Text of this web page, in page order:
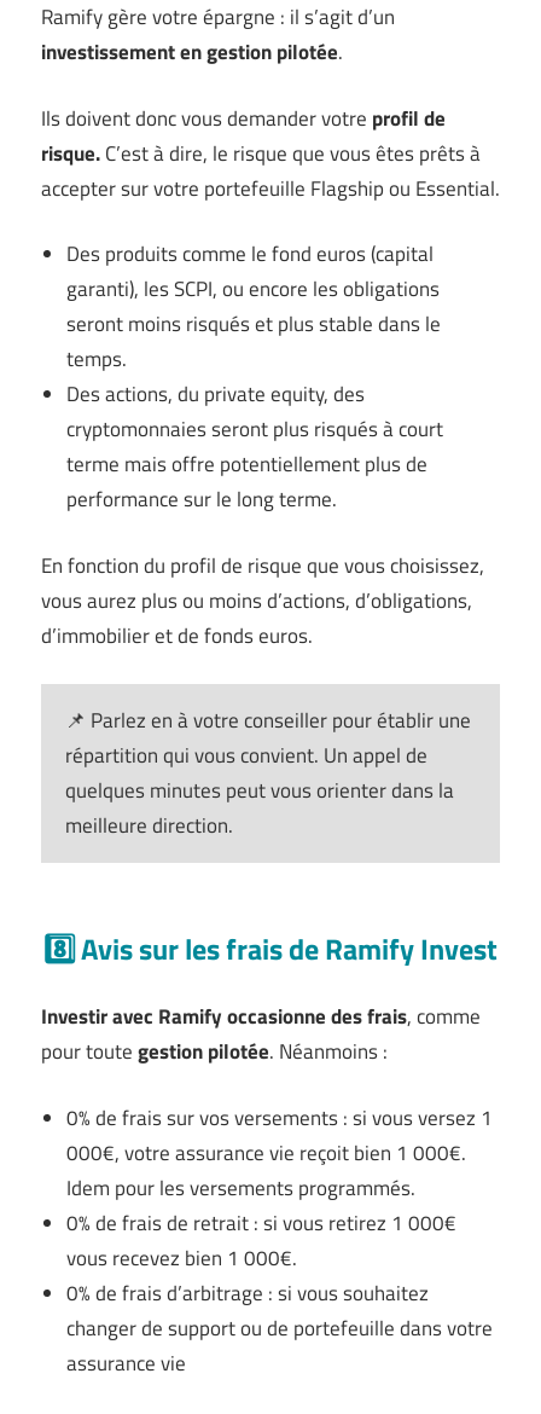
Ramify gère votre épargne : il s’agit d’un
investissement en gestion pilotée.
Ils doivent donc vous demander votre profil de
risque.C’est à dire, le risque que vous êtes prêts à
accepter sur votre portefeuille Flagship ou Essential.
Des produits comme le fond euros (capital
garanti), les SCPI, ou encore les obligations
seront moins risqués et plus stable dans le
temps.
Des actions, du private equity, des
cryptomonnaies seront plus risqués à court
terme mais offre potentiellement plus de
performance sur le long terme.
En fonction du profil de risque que vous choisissez,
vous aurez plus ou moins d’actions, d’obligations,
d’immobilier et de fonds euros.
📌 Parlez en à votre conseiller pour établir une
répartition qui vous convient. Un appel de
quelques minutes peut vous orienter dans la
meilleure direction.
8️⃣ Avis sur les frais de Ramify Invest
Investir avec Ramify occasionne des frais, comme
pour toutegestion pilotée. Néanmoins :
0% de frais sur vos versements : si vous versez 1
000€, votre assurance vie reçoit bien 1 000€.
Idem pour les versements programmés.
0% de frais de retrait : si vous retirez 1 000€
vous recevez bien 1 000€.
0% de frais d’arbitrage : si vous souhaitez
changer de support ou de portefeuille dans votre
assurance vie